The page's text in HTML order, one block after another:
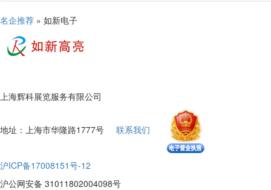
名企推荐 » 如新电子
上海辉科展览服务有限公司
地址：上海市华隆路1777号 联系我们
沪ICP备17008151号-12
沪公网安备 31011802004098号